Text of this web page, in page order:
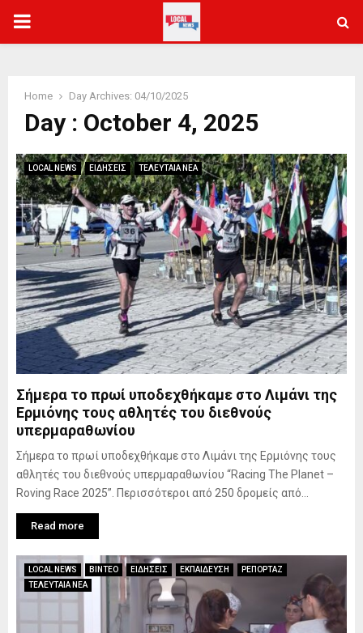
PRIMARY
Home Day Archives: 04/10/2025
Day : October 4, 2025
LOCAL NEWS ΕΙΔΗΣΕΙΣ ΤΕΛΕΥΤΑΙΑ ΝΕΑ
Σήμερα το πρωί υποδεχθήκαμε στο Λιμάνι της
Ερμιόνης τους αθλητές του διεθνούς
υπερμαραθωνίου
Σήμερα το πρωί υποδεχθήκαμε στο Λιμάνι της Ερμιόνης τους
αθλητές του διεθνούς υπερμαραθωνίου “Racing The Planet –
Roving Race 2025”. Περισσότεροι από 250 δρομείς από...
Read more
LOCAL NEWS ΒΙΝΤΕΟ ΕΙΔΗΣΕΙΣ ΕΚΠΑΙΔΕΥΣΗ
ΡΕΠΟΡΤΑΖ
ΤΕΛΕΥΤΑΙΑ ΝΕΑ